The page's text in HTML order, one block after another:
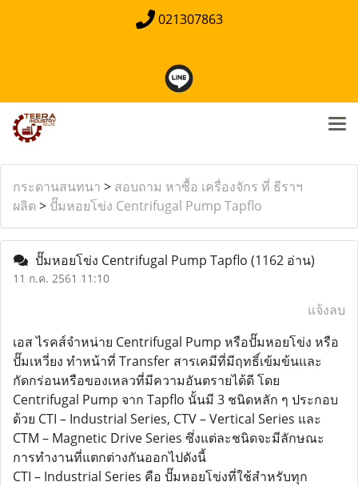
021307863
กระดานสนทนา > สอบถาม หาซื้อ เครื่องจักร ที่ ธีราฯ
ผลิต > ปั๊มหอยโข่ง Centrifugal Pump Tapflo
ปั๊มหอยโข่ง Centrifugal Pump Tapflo (1162 อ่าน)
11 ก.ค. 2561 11:10
แจ้งลบ
เอส ไรคส์จำหน่าย Centrifugal Pump หรือปั๊มหอยโข่ง หรือ
ปั๊มเหวี่ยง ทำหน้าที่ Transfer สารเคมีที่มีฤทธิ์เข้มข้นและ
กัดกร่อนหรือของเหลวที่มีความอันตรายได้ดี โดย
Centrifugal Pump จาก Tapflo นั้นมี 3 ชนิดหลัก ๆ ประกอบ
ด้วย CTI – Industrial Series, CTV – Vertical Series และ
CTM – Magnetic Drive Series ซึ่งแต่ละชนิดจะมีลักษณะ
การทำงานที่แตกต่างกันออกไปดังนี้
CTI – Industrial Series คือ ปั๊มหอยโข่งที่ใช้สำหรับทุก